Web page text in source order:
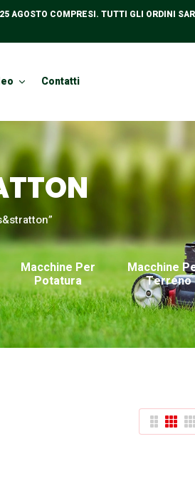
AGOSTO COMPRESI. TUTTI GLI ORDINI
Contatti
Macchine Per
Potatura
Macchine
Terreno